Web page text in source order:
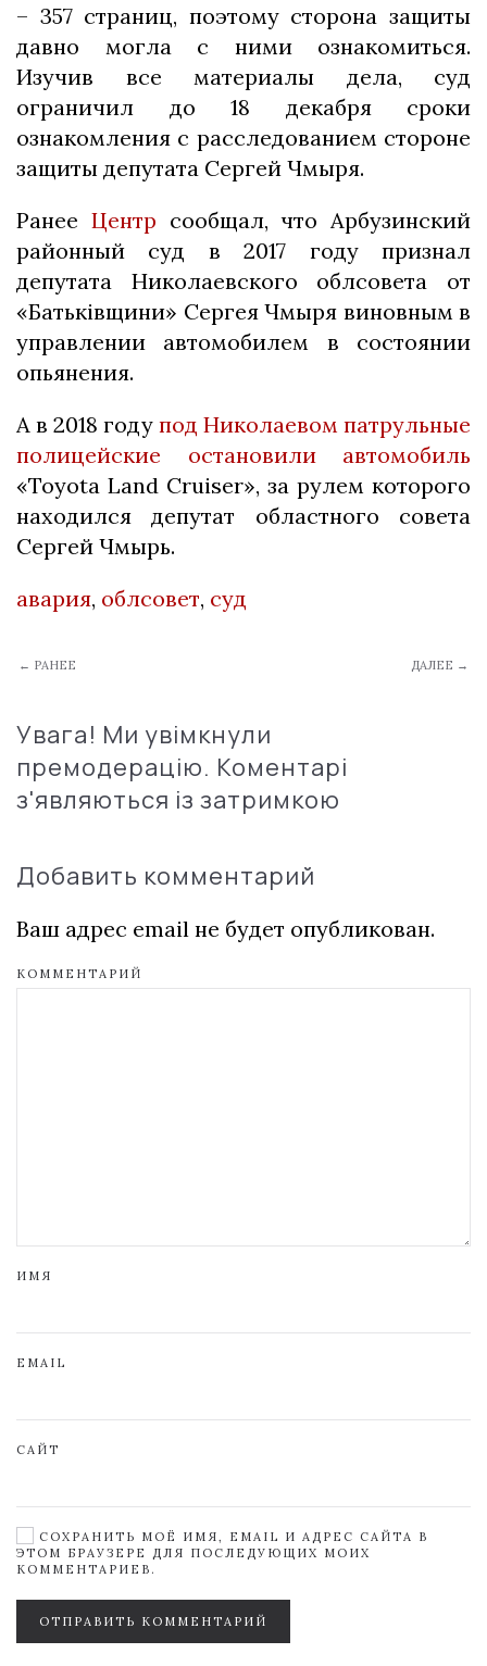
– 357 страниц, поэтому сторона защиты
давно могла с ними ознакомиться.
Изучив все материалы дела, суд
ограничил до 18 декабря сроки
ознакомления с расследованием стороне
защиты депутата Сергей Чмыря.
Ранее Центр сообщал, что Арбузинский
районный суд в 2017 году признал
депутата Николаевского облсовета от
«Батьківщини» Сергея Чмыря виновным в
управлении автомобилем в состоянии
опьянения.
А в 2018 году под Николаевом патрульные
полицейские остановили автомобиль
«Toyota Land Cruiser», за рулем которого
находился депутат областного совета
Сергей Чмырь.
авария, облсовет, суд
← РАНЕЕ ДАЛЕЕ →
Увага! Ми увімкнули
премодерацію. Коментарі
з'являються із затримкою
Добавить комментарий
Ваш адрес email не будет опубликован.
КОММЕНТАРИЙ
ИМЯ
EMAIL
САЙТ
СОХРАНИТЬ МОЁ ИМЯ, EMAIL И АДРЕС САЙТА В
ЭТОМ БРАУЗЕРЕ ДЛЯ ПОСЛЕДУЮЩИХ МОИХ
КОММЕНТАРИЕВ.
ОТПРАВИТЬ КОММЕНТАРИЙ